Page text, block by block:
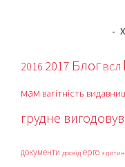
2016 2017 Блог ВСЛ
мам вагітність
грудне
документи досвід ерго з